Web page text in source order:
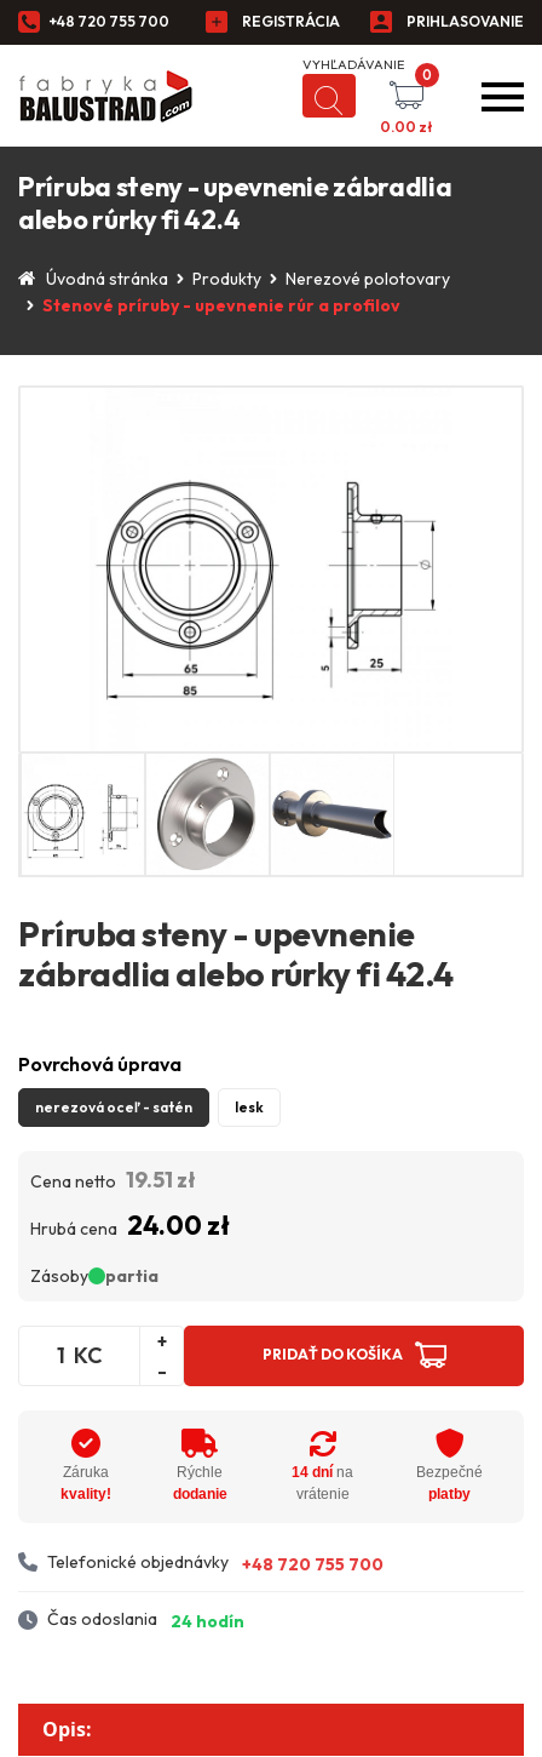
+48 720 755 700 REGISTRÁCIA PRIHLASOVANIE
0
0.00 zł
Príruba steny - upevnenie zábradlia
alebo rúrky fi 42.4
Úvodná stránka Produkty
Nerezové polotovary
Stenové príruby - upevnenie rúr a profilov
Príruba steny - upevnenie
zábradlia alebo rúrky fi 42.4
Povrchová úprava
nerezová oceľ - satén lesk
Cena netto 19.51 zł
Hrubá cena 24.00 zł
Zásoby partia
KC
+
-
PRIDAŤ DO KOŠÍKA
Záruka
kvality!
Rýchle
dodanie
14 dní na
vrátenie
Bezpečné
platby
Telefonické objednávky +48 720 755 700
Čas odoslania 24 hodín
Opis: